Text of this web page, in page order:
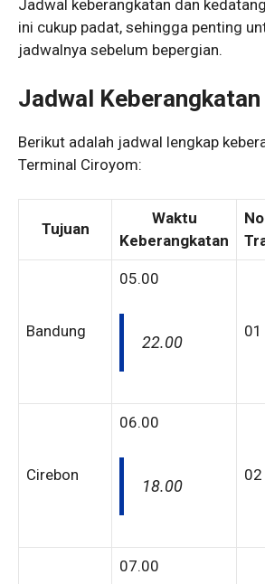
Jadwal keberangkatan dan
ini cukup padat, sehingga penting
jadwalnya sebelum bepergian.
Jadwal Keberangkatan
Berikut adalah jadwal lengkap
Terminal Ciroyom:
Tujuan
Waktu
Keberangkatan
Bandung
05.00
22.00
01
Cirebon
06.00
18.00
02
07.00